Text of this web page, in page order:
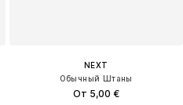
NEXT
Обычный Штаны
От 5,00 €